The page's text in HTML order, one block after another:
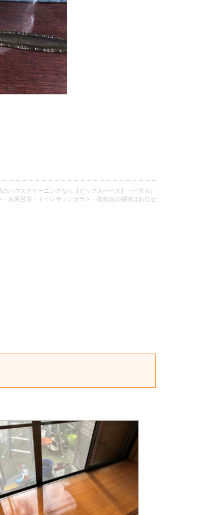
のハウスクリーニングなら【ビックスペース】（一宮市）
・お風呂場・トイレサッシガラス・換気扇の掃除はお任せ